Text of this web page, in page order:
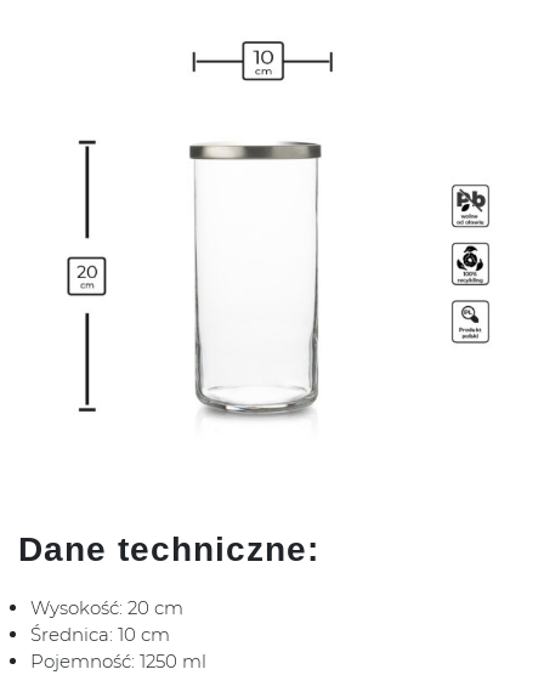
Dane techniczne:
Wysokość: 20 cm
Średnica: 10 cm
Pojemność: 1250 ml